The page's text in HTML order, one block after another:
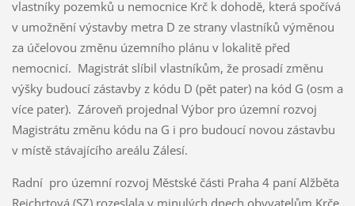
vlastníky pozemků u nemocnice Krč k dohodě, která spočívá
v umožnění výstavby metra D ze strany vlastníků výměnou
za účelovou změnu územního plánu v lokalitě před
nemocnicí. Magistrát slíbil vlastníkům, že prosadí změnu
výšky budoucí zástavby z kódu D (pět pater) na kód G (osm a
více pater). Zároveň projednal Výbor pro územní rozvoj
Magistrátu změnu kódu na G i pro budoucí novou zástavbu
v místě stávajícího areálu Zálesí.
Radní pro územní rozvoj Městské části Praha 4 paní Alžběta